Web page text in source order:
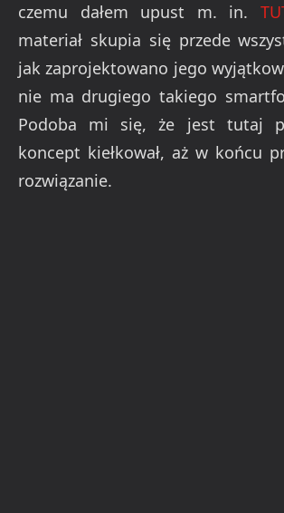
czemu dałem upust m. in.
materiał skupia się przede
jak zaprojektowano jego
nie ma drugiego takiego
Podoba mi się, że jest tutaj
koncept kiełkował, aż w końcu
rozwiązanie.